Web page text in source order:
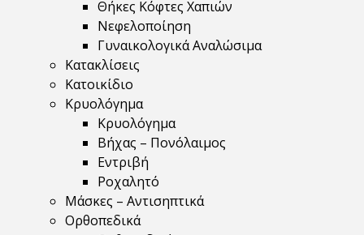
Θήκες Κόφτες Χαπιών
Νεφελοποίηση
Γυναικολογικά Αναλώσιμα
Κατακλίσεις
Κατοικίδιο
Κρυολόγημα
Κρυολόγημα
Βήχας – Πονόλαιμος
Εντριβή
Ροχαλητό
Μάσκες – Αντισηπτικά
Ορθοπεδικά